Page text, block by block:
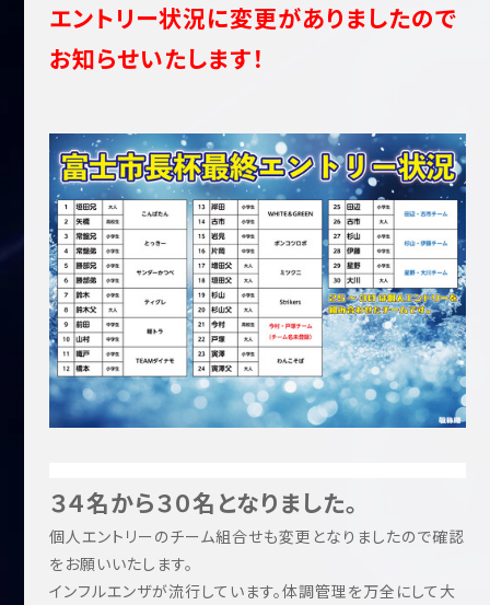
エントリー状況に変更がありましたので
お知らせいたします！
３４名から３０名となりました。
個人エントリーのチーム組合せも変更となりましたので確認
をお願いいたします。
インフルエンザが流行しています。体調管理を万全にして大